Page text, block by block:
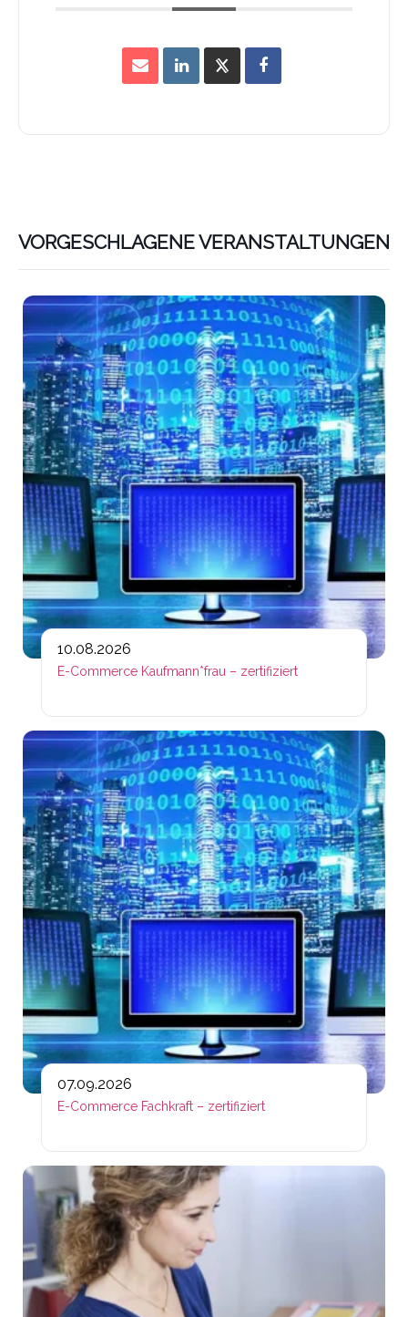
VORGESCHLAGENE VERANSTALTUNGEN
10.08.2026
E-Commerce Kaufmann*frau – zertifiziert
07.09.2026
E-Commerce Fachkraft – zertifiziert